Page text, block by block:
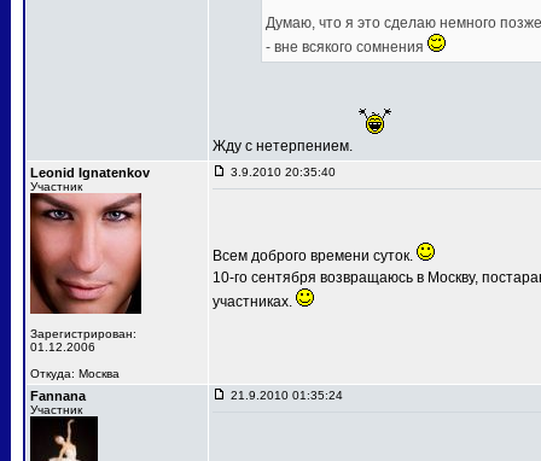
Думаю, что я это сделаю немного
- вне всякого сомнения
Жду с нетерпением.
Leonid Ignatenkov
Участник
Зарегистрирован:
01.12.2006
Откуда: Москва
3.9.2010 20:35:40
Всем доброго времени суток.
10-го сентября возвращаюсь в Москву,
участниках.
Fannana
Участник
21.9.2010 01:35:24